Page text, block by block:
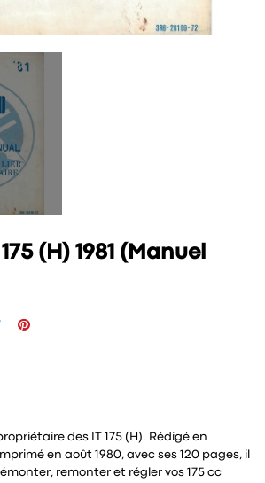
(H) 1981 (Manuel
des IT 175 (H). Rédigé en
en août 1980, avec ses 120 pages, il
remonter et régler vos 175 cc